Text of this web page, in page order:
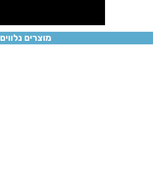
מוצרים נלווים